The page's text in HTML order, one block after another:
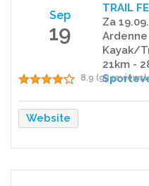
Sep
19
TRAIL
Za
Ardenne
Kayak/
21km -
8.9 (92 reviews)
Website